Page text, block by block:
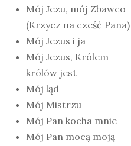
Mój Jezu, mój Zbawco
(Krzycz na cześć Pana)
Mój Jezus i ja
Mój Jezus, Królem
królów jest
Mój ląd
Mój Mistrzu
Mój Pan kocha mnie
Mój Pan mocą moją